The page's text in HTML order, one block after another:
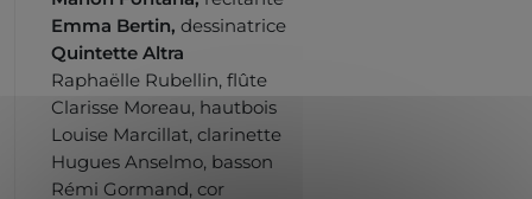
Emma Bertin, dessinatrice
Quintette Altra
Raphaëlle Rubellin, flûte
Clarisse Moreau, hautbois
Louise Marcillat, clarinette
Hugues Anselmo, basson
Rémi Gormand, cor